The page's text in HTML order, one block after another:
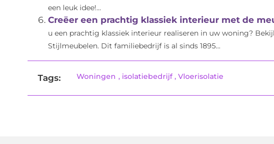
een leuk idee!...
Creëer een prachtig klassiek interieur met de
u een prachtig klassiek interieur realiseren in uw woning?
Stijlmeubelen. Dit familiebedrijf is al sinds 1895...
Tags: Woningen , isolatiebedrijf,Vloerisolatie